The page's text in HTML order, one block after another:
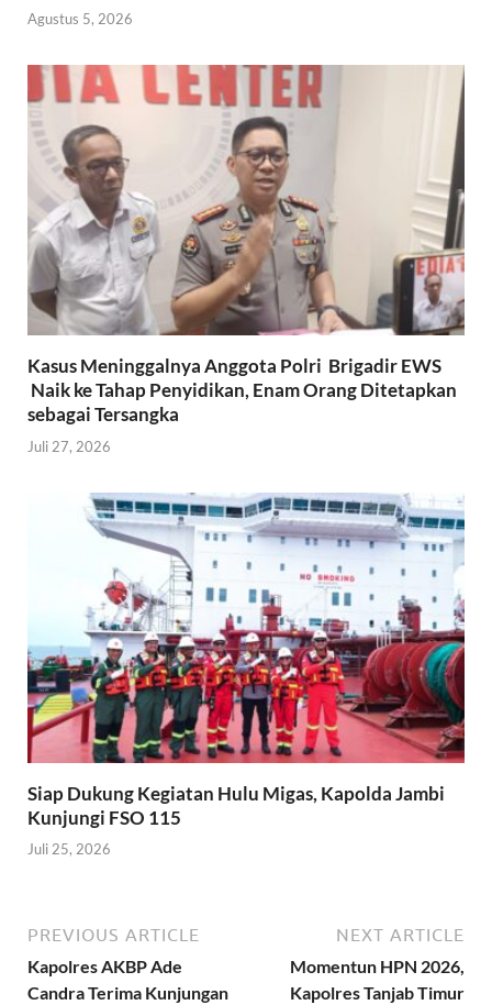
Agustus 5, 2026
Kasus Meninggalnya Anggota Polri Brigadir EWS
Naik ke Tahap Penyidikan, Enam Orang Ditetapkan
sebagai Tersangka
Juli 27, 2026
Siap Dukung Kegiatan Hulu Migas, Kapolda Jambi
Kunjungi FSO 115
Juli 25, 2026
PREVIOUS ARTICLE
Kapolres AKBP Ade
Candra Terima Kunjungan
NEXT ARTICLE
Momentun HPN 2026,
Kapolres Tanjab Timur